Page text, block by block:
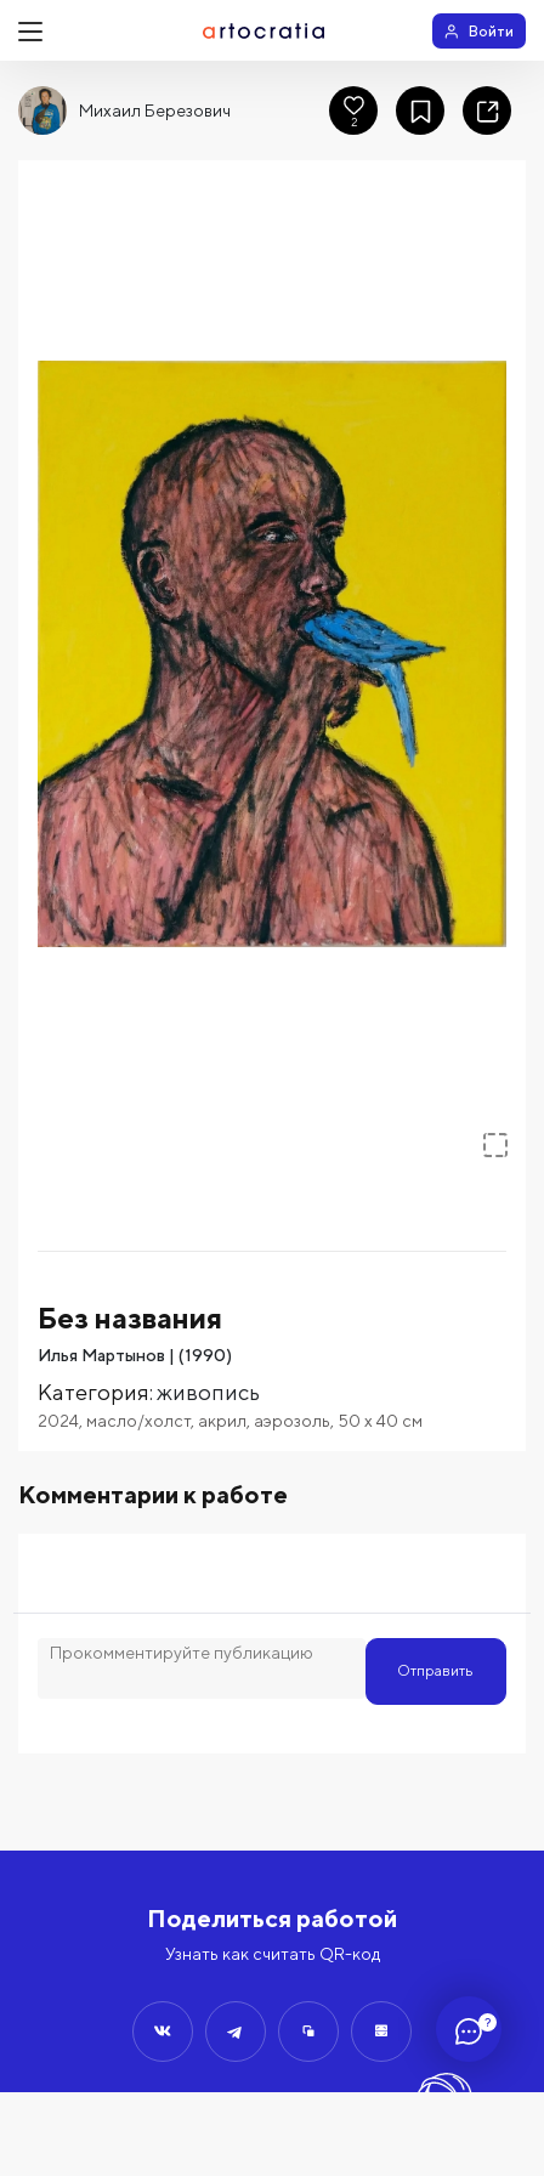
?
Войти
Без названия
Илья Мартынов | (1990)
Категория:живопись
2024 масло/холст, акрил аэрозоль 50 x 40 см
Комментарии к работе
Отправить
Михаил Березович
2
Поделиться работой
Узнать как считать QR-код